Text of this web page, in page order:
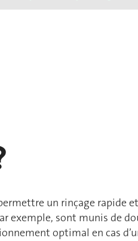
un rinçage rapide
exemple, sont munis de
optimal en cas